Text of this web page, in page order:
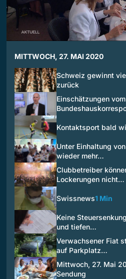
MITTWOCH, 27. MAI 2020
Schweiz gewinnt
zurück
Einschätzungen vom
Kontaktsport bald
Unter Einhaltung
wieder mehr…
Clubbetreiber
Lockerungen nicht…
Swissnews1 Min
Keine
und tiefen…
Verwachsener Fiat
auf Parkplatz…
Mittwoch, 27. Mai
Sendung